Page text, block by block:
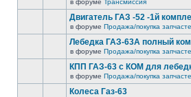
в форуме Трансмиссия
Двигатель ГАЗ -52 -1й
в форуме Продажа/покупка
Лебедка ГАЗ-63А полный
в форуме Продажа/покупка
КПП ГАЗ-63 с КОМ для
в форуме Продажа/покупка
Колеса Газ-63